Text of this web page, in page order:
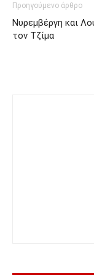
Προηγούμενο άρθρο
Νυρεμβέργη και
τον Τζίμα